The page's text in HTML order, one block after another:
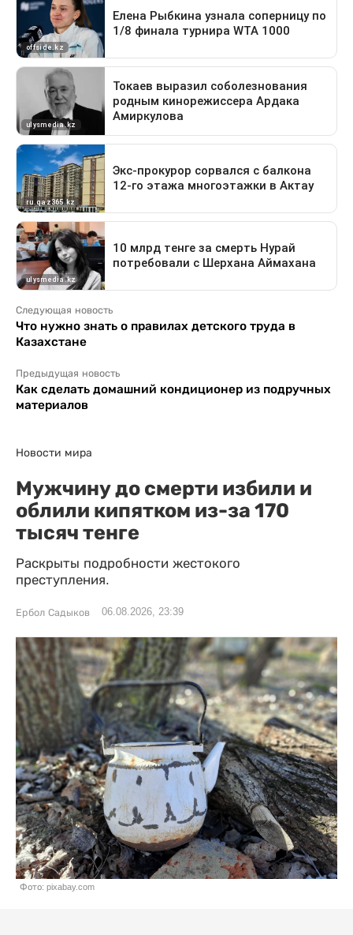
Следующая новость
Что нужно знать о правилах детского труда в
Казахстане
Предыдущая новость
Как сделать домашний кондиционер из подручных
материалов
Новости мира
Мужчину до смерти избили и
облили кипятком из-за 170
тысяч тенге
Раскрыты подробности жестокого
преступления.
Ербол Садыков 06.08.2026, 23:39
Фото: pixabay.com